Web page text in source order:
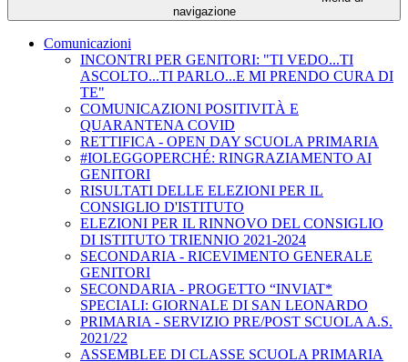
navigazione
Comunicazioni
INCONTRI PER GENITORI: "TI VEDO...TI
ASCOLTO...TI PARLO...E MI PRENDO CURA DI
TE"
COMUNICAZIONI POSITIVITÀ E
QUARANTENA COVID
RETTIFICA - OPEN DAY SCUOLA PRIMARIA
#IOLEGGOPERCHÉ: RINGRAZIAMENTO AI
GENITORI
RISULTATI DELLE ELEZIONI PER IL
CONSIGLIO D'ISTITUTO
ELEZIONI PER IL RINNOVO DEL CONSIGLIO
DI ISTITUTO TRIENNIO 2021-2024
SECONDARIA - RICEVIMENTO GENERALE
GENITORI
SECONDARIA - PROGETTO “INVIAT*
SPECIALI: GIORNALE DI SAN LEONARDO
PRIMARIA - SERVIZIO PRE/POST SCUOLA A.S.
2021/22
ASSEMBLEE DI CLASSE SCUOLA PRIMARIA